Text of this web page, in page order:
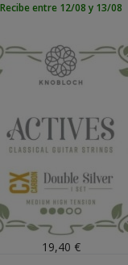
Recibe entre 12/08 y 13/08
19,40 €